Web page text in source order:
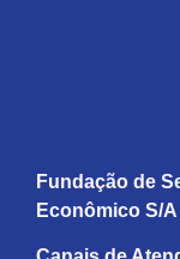
Fundação de
Econômico S/A